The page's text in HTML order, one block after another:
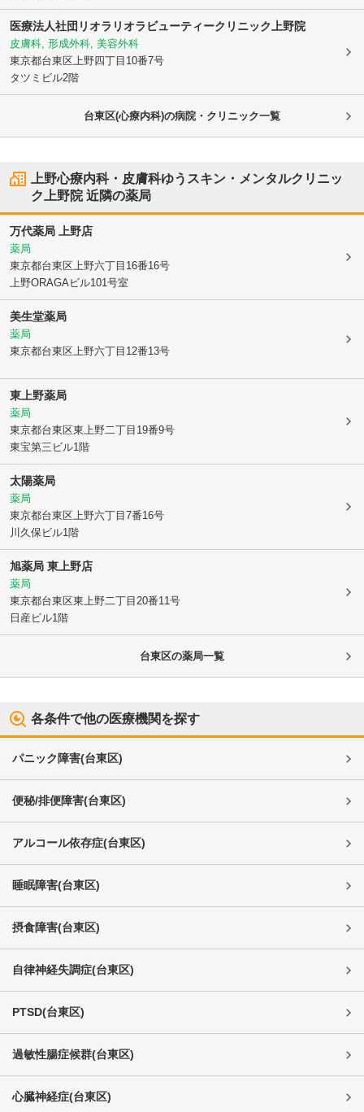
医療法人社団リオラリオラビューティークリニック上野院
皮膚科, 形成外科, 美容外科
東京都台東区 上野四丁目10番7号
タツミビル2階
台東区(心療内科)の病院・クリニック一覧
上野心療内科・皮膚科ゆうスキン・メンタルクリニッ
ク上野院近隣の薬局
万代薬局 上野店
薬局
東京都台東区 上野六丁目16番16号
上野ORAGAビル101号室
美生堂薬局
薬局
東京都台東区 上野六丁目12番13号
東上野薬局
薬局
東京都台東区東上野二丁目19番9号
東宝第三ビル1階
太陽薬局
薬局
東京都台東区 上野六丁目7番16号
川久保ビル1階
旭薬局 東上野店
薬局
東京都台東区東上野二丁目20番11号
日産ビル1階
台東区の薬局一覧
各条件で他の医療機関を探す
パニック障害(台東区)
便秘/排便障害(台東区)
アルコール依存症(台東区)
睡眠障害(台東区)
摂食障害(台東区)
自律神経失調症(台東区)
PTSD(台東区)
過敏性腸症候群(台東区)
心臓神経症(台東区)